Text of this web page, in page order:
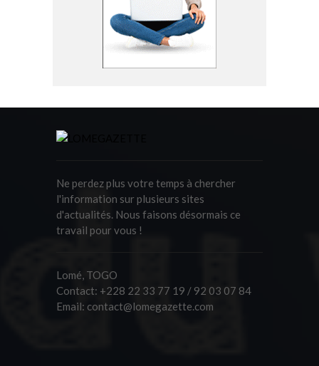
Ne perdez plus votre temps à chercher
l'information sur plusieurs sites
d'actualités. Nous faisons désormais ce
travail pour vous !
Lomé, TOGO
Contact: +228 22 33 77 19 / 92 03 07 84
Email: contact@lomegazette.com